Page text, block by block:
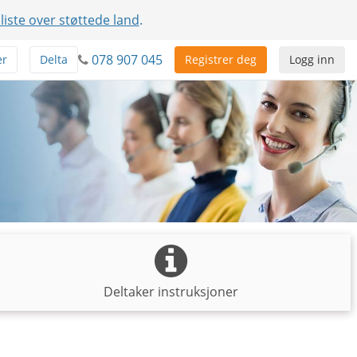
over støttede land.
Logg inn
Registrer deg
078 907 045
Delta
Deltaker instruksjoner